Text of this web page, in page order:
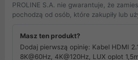
PROLINE S.A. nie gwarantuje, że
pochodzą od osób, które zakupiły lub
Masz ten produkt?
Dodaj pierwszą opinię: Kabel HDMI
8K@60Hz, 4K@120Hz, LUX oplot